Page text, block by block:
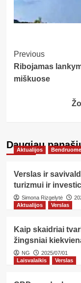
Post
Previous
Ribojamas
miškuose
Daugiau
Aktualijos
Verslas ir
turizmui ir
Simona Rizgelytė
Aktualijos
Verslas
Kaip skaidriai
žingsniai
NG
2025/07/01
Laisvalaikis
Verslas